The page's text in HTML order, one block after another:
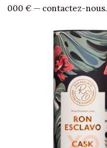
000 € — contactez-nous.